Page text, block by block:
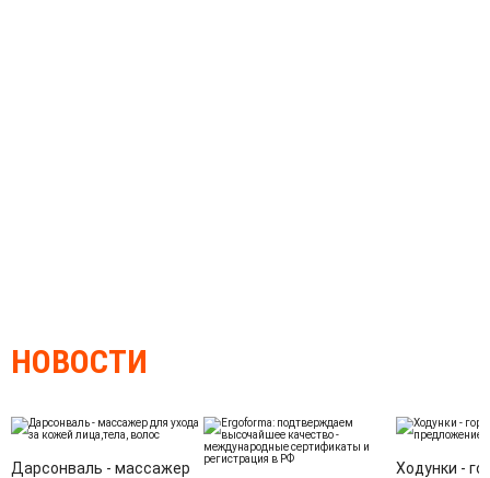
НОВОСТИ
Дарсонваль - массажер
Ходунки -